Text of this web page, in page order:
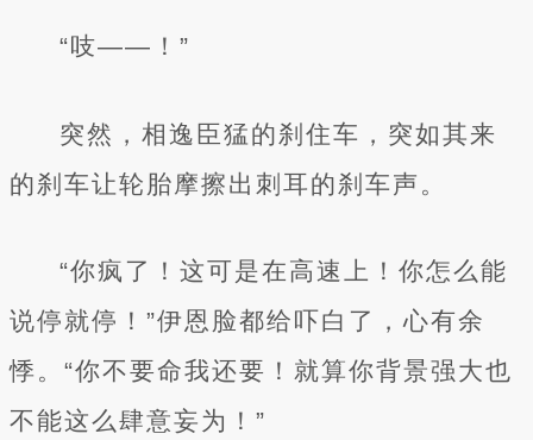
“吱——！”
突然，相逸臣猛的刹住车，突如其来
的刹车让轮胎摩擦出刺耳的刹车声。
“你疯了！这可是在高速上！你怎么能
说停就停！”伊恩脸都给吓白了，心有余
悸。“你不要命我还要！就算你背景强大也
不能这么肆意妄为！”